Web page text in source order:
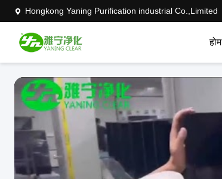
Hongkong Yaning Purification industrial Co.,Limited
होम